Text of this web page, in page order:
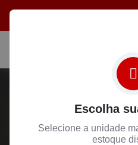
Escolha
Selecione a unidade
estoque